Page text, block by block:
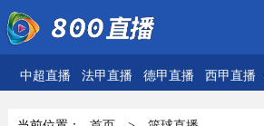
中超直播 法甲直播 德甲直播 西甲直播